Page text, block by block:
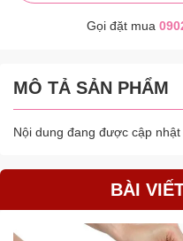
Gọi đặt mua
MÔ TẢ SẢN PHẨM
Nội dung đang được cập nhật
BÀI